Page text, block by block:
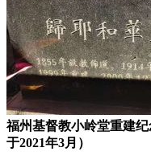
福州基督教小岭堂重建
于2021年3月）